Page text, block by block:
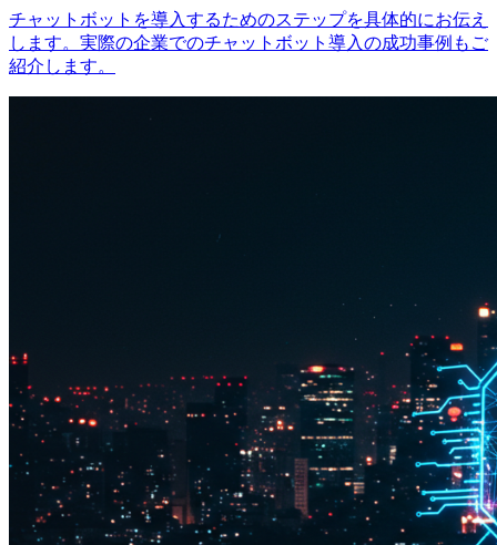
チャットボットを導入するためのステップを具体的にお伝え
します。実際の企業でのチャットボット導入の成功事例もご
紹介します。